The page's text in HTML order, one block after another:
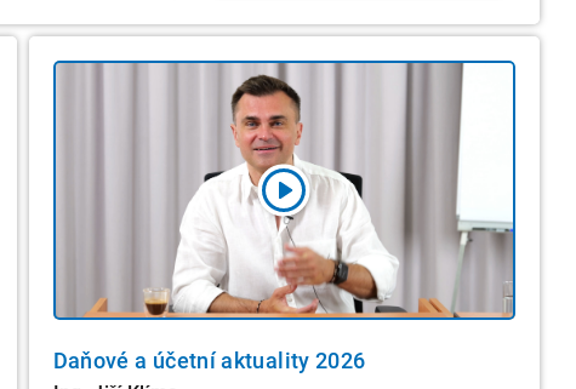
Daňové a účetní aktuality 2026